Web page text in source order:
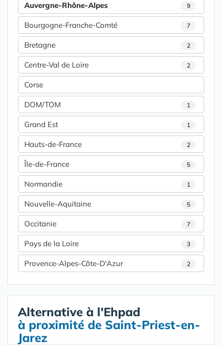
Auvergne-Rhône-Alpes 9
Bourgogne-Franche-Comté 7
Bretagne 2
Centre-Val de Loire 2
Corse
DOM/TOM 1
Grand Est 1
Hauts-de-France 2
Île-de-France 5
Normandie 1
Nouvelle-Aquitaine 5
Occitanie 7
Pays de la Loire 3
Provence-Alpes-Côte-D'Azur 2
Alternative à l'Ehpad
à proximité de Saint-Priest-en-
Jarez